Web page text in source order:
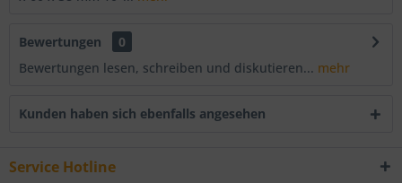
Bewertungen
0
Bewertungen lesen, schreiben und diskutieren... mehr
Kunden haben sich ebenfalls angesehen
Service Hotline